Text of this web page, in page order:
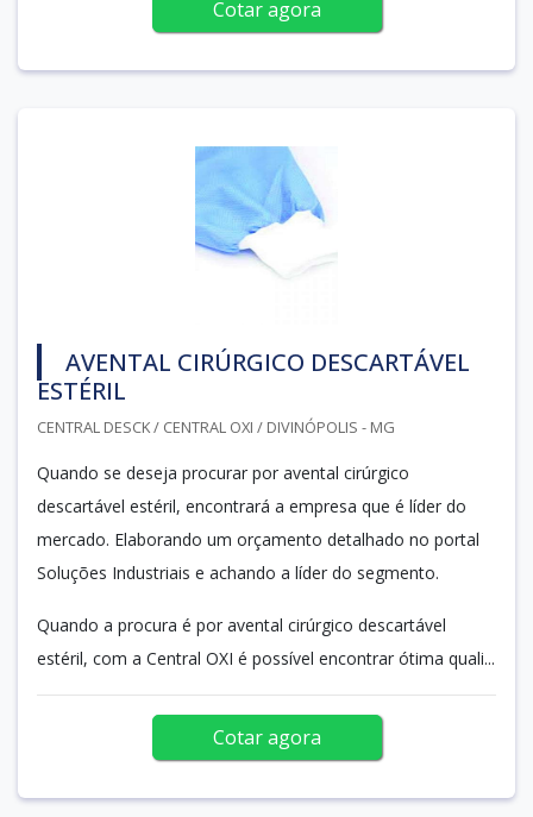
Cotar agora
AVENTAL CIRÚRGICO DESCARTÁVEL
ESTÉRIL
CENTRAL DESCK / CENTRAL OXI / DIVINÓPOLIS - MG
Quando se deseja procurar por avental cirúrgico
descartável estéril, encontrará a empresa que é líder do
mercado. Elaborando um orçamento detalhado no portal
Soluções Industriais e achando a líder do segmento.
Quando a procura é por avental cirúrgico descartável
estéril, com a Central OXI é possível encontrar ótima quali...
Cotar agora